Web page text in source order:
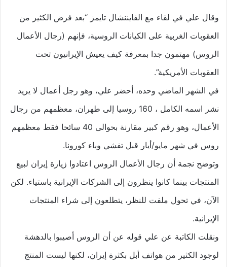
وقال علي في لقاء مع الفايننشال تايمز “بعد فرض الكثير من
العقوبات الغربية على الكيانات الروسية، فإنهم (رجال الأعمال
الروس) مهتمون جدا بمعرفة كيف يعيش الإيرانيون تحت
العقوبات الأمريكية”.
في الشهر الماضي وحده، أحضر علي، وهو رجل أعمال لا يريد
نشر اسمه الكامل ، 160 روسيا إلى طهران، معظمهم من رجال
الأعمال، وهو رقم كبير مقارنة بحوالى 40 سائحا فقط معظمهم
روس في شهر مايو/أيار قبل تفشي وباء كورونا.
وتوضح نجمة أن رجال الأعمال الروس اعتادوا زيارة إيران لبيع
المنتجات بينما كانوا ينظرون إلى الشركات الإيرانية باستياء. لكن
الآن، في تحول ملفت للنظر، يتطلعون إلى شراء المنتجات
الإيرانية.
ونقلت الكاتبة عن علي قوله عن أن الروس أصيبوا بالدهشة
لوجود الكثير من هواتف أبل بكثرة إيران، لكنها ليست المنتج